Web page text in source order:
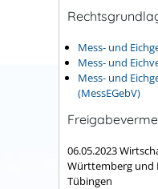
Mess- und
Mess- und
Mess- und
(MessEGebV)
06.05.2023
Württemberg und
Tübingen